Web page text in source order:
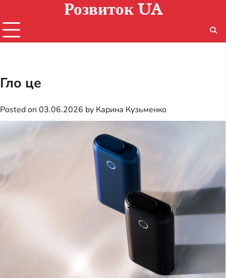
content
Розвиток UA
Гло це
Posted on 03.06.2026 by Карина Кузьменко